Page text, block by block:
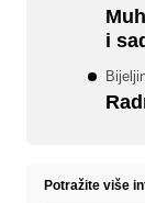
i
Potražite više